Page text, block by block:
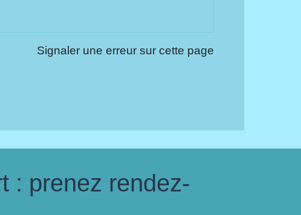
Signaler une erreur sur cette page
: prenez rendez-